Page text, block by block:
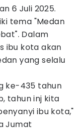
6 Juli 2025.
tema "Medan
Dalam
ibu kota akan
yang selalu
ke-435 tahun
tahun inj kita
ibu kota,"
Jumat